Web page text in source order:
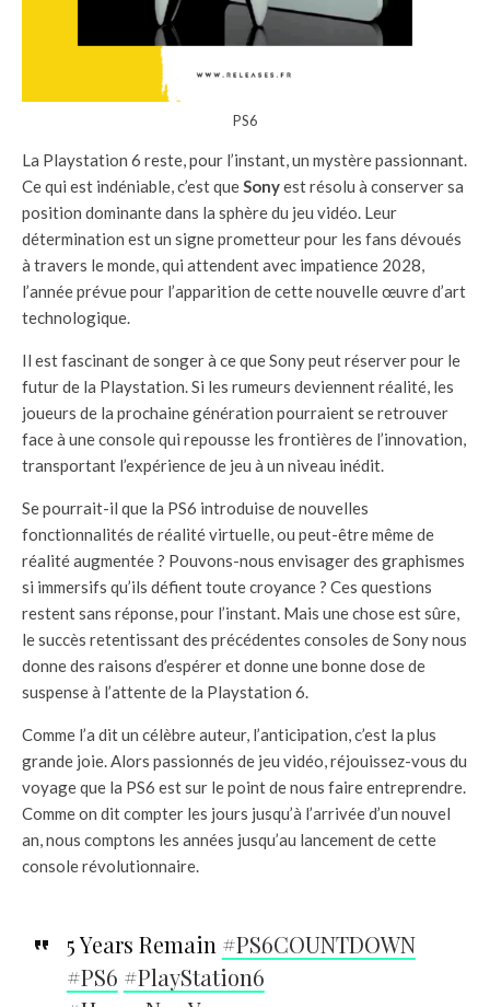
PS6
La Playstation 6 reste, pour l’instant, un mystère passionnant.
Ce qui est indéniable, c’est queSonyest résolu à conserver sa
position dominante dans la sphère du jeu vidéo. Leur
détermination est un signe prometteur pour les fans dévoués
à travers le monde, qui attendent avec impatience 2028,
l’année prévue pour l’apparition de cette nouvelle œuvre d’art
technologique.
Il est fascinant de songer à ce que Sony peut réserver pour le
futur de la Playstation. Si les rumeurs deviennent réalité, les
joueurs de la prochaine génération pourraient se retrouver
face à une console qui repousse les frontières de l’innovation,
transportant l’expérience de jeu à un niveau inédit.
Se pourrait-il que la PS6 introduise de nouvelles
fonctionnalités de réalité virtuelle, ou peut-être même de
réalité augmentée ? Pouvons-nous envisager des graphismes
si immersifs qu’ils défient toute croyance ? Ces questions
restent sans réponse, pour l’instant. Mais une chose est sûre,
le succès retentissant des précédentes consoles de Sony nous
donne des raisons d’espérer et donne une bonne dose de
suspense à l’attente de la Playstation 6.
Comme l’a dit un célèbre auteur, l’anticipation, c’est la plus
grande joie. Alors passionnés de jeu vidéo, réjouissez-vous du
voyage que la PS6 est sur le point de nous faire entreprendre.
Comme on dit compter les jours jusqu’à l’arrivée d’un nouvel
an, nous comptons les années jusqu’au lancement de cette
console révolutionnaire.
5 Years Remain #PS6COUNTDOWN
#PS6 #PlayStation6